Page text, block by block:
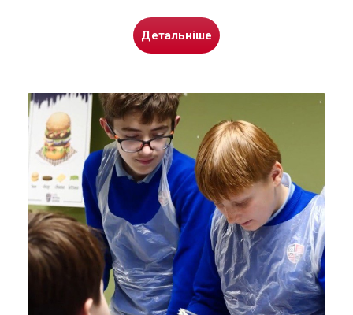
Детальніше